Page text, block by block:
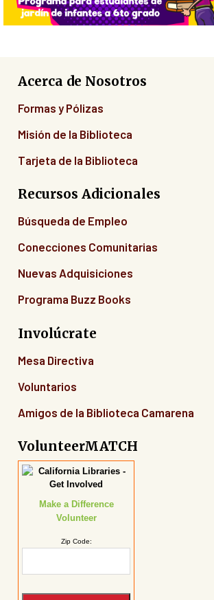
Acerca de Nosotros
Formas y Pólizas
Misión de la Biblioteca
Tarjeta de la Biblioteca
Recursos Adicionales
Búsqueda de Empleo
Conecciones Comunitarias
Nuevas Adquisiciones
Programa Buzz Books
Involúcrate
Mesa Directiva
Voluntarios
Amigos de la Biblioteca Camarena
VolunteerMATCH
Make a Difference
Volunteer
Zip Code: